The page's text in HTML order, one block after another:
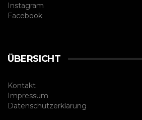
Instagram
Facebook
ÜBERSICHT
Kontakt
Impressum
Datenschutzerklärung